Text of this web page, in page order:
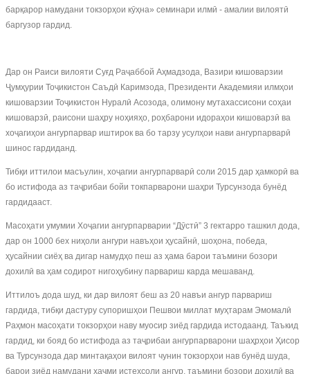
барқарор намудани токзорҳои кӯҳна» семинари илмӣ - амалии вилоятӣ
баргузор гардид.
Дар он Раиси вилояти Суғд Раҷаббой Аҳмадзода, Вазири кишоварзии
Ҷумҳурии Тоҷикистон Саъдӣ Каримзода, Президенти Академияи илмҳои
кишоварзии Тоҷикистон Нуралӣ Асозода, олимону мутахассисони соҳаи
кишоварзӣ, раисони шаҳру ноҳияҳо, роҳбарони идораҳои кишоварзӣ ва
хоҷагиҳои ангурпарвар иштирок ва бо тарзу усулҳои нави ангурпарварӣ
шинос гардиданд.
Тибқи иттилои масъулин, хоҷагии ангурпарварӣ соли 2015 дар ҳамкорӣ ва
бо истифода аз таҷрибаи бойи токпарварони шаҳри Турсунзода бунёд
гардидааст.
Масоҳати умумии Хоҷагии ангурпарварии “Дӯстӣ” 3 гектарро ташкил дода,
дар он 1000 бех ниҳоли ангури навъҳои ҳусайнӣ, шоҳона, победа,
ҳусайнии сиёҳ ва дигар намудҳо пеш аз ҳама барои таъмини бозори
дохилӣ ва ҳам содирот нигоҳубину парвариш карда мешаванд.
Иттилоъ дода шуд, ки дар вилоят беш аз 20 навъи ангур парвариш
гардида, тибқи дастуру супоришҳои Пешвои миллат муҳтарам Эмомалӣ
Раҳмон масоҳати токзорҳои наву муосир зиёд гардида истодаанд. Таъкид
гардид, ки бояд бо истифода аз таҷрибаи ангурпарварони шаҳрҳои Ҳисор
ва Турсунзода дар минтақаҳои вилоят чунин токзорҳои нав бунёд шуда,
барои зиёд намудани ҳаҷми истеҳсоли ангур, таъмини бозори дохилӣ ва